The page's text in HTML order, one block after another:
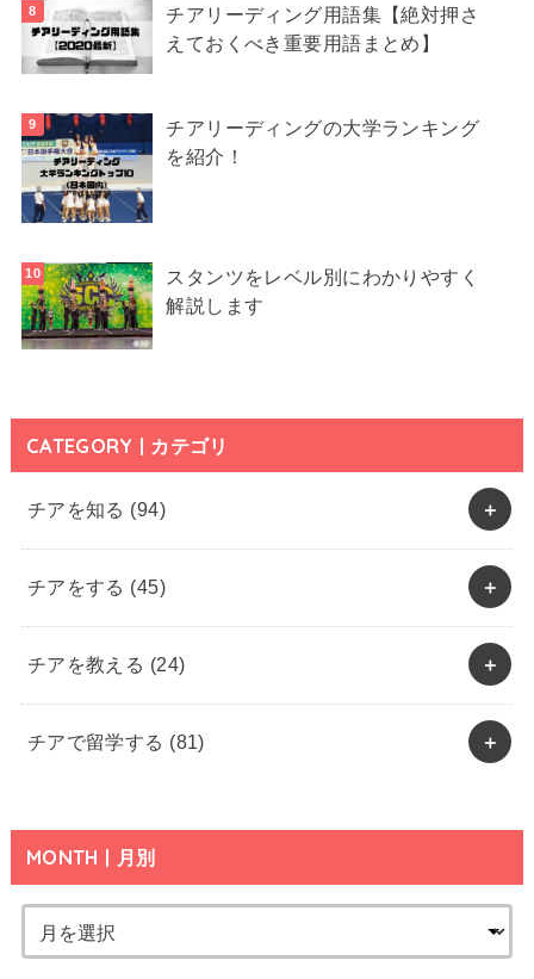
チアリーディング用語集【絶対押さ
えておくべき重要用語まとめ】
チアリーディングの大学ランキング
を紹介！
スタンツをレベル別にわかりやすく
解説します
CATEGORY | カテゴリ
チアを知る (94)
チアをする (45)
チアを教える (24)
チアで留学する (81)
MONTH | 月別